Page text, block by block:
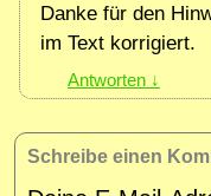
Danke für den
im Text korrigiert.
Antworten ↓
Schreibe einen